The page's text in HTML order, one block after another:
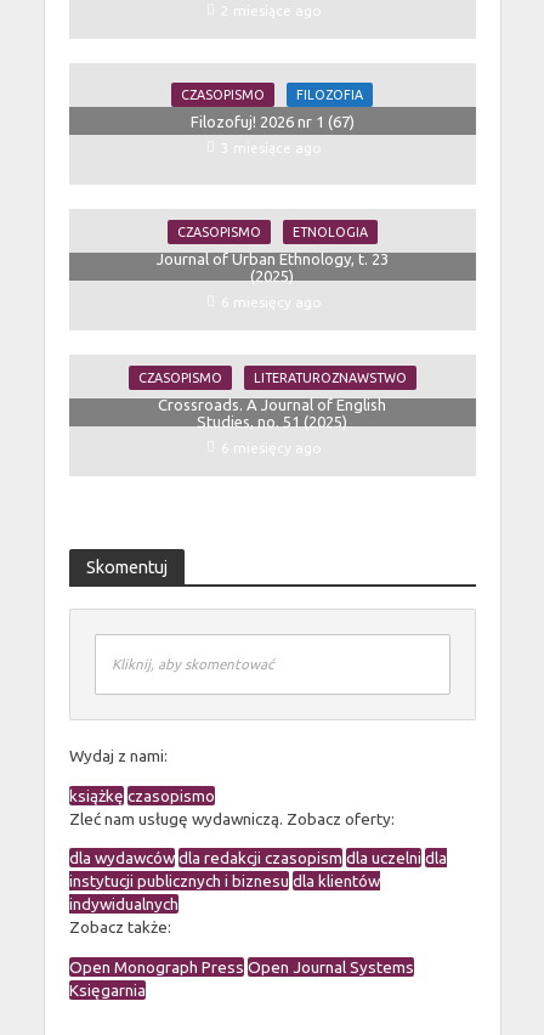
2 miesiące ago
CZASOPISMO FILOZOFIA
Filozofuj! 2026 nr 1 (67)
3 miesiące ago
CZASOPISMO ETNOLOGIA
Journal of Urban Ethnology, t. 23
(2025)
6 miesięcy ago
CZASOPISMO LITERATUROZNAWSTWO
Crossroads. A Journal of English
Studies, no. 51 (2025)
6 miesięcy ago
Skomentuj
Kliknij, aby skomentować
Wydaj z nami:
książkę czasopismo
Zleć nam usługę wydawniczą. Zobacz oferty:
dla wydawców dla redakcji czasopism dla uczelni dla
instytucji publicznych i biznesu dla klientów
indywidualnych
Zobacz także:
Open Monograph Press Open Journal Systems
Księgarnia